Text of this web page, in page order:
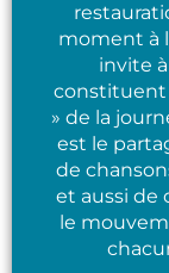
moment à
invite
constituent
» de la
est le
de
et aussi de
le